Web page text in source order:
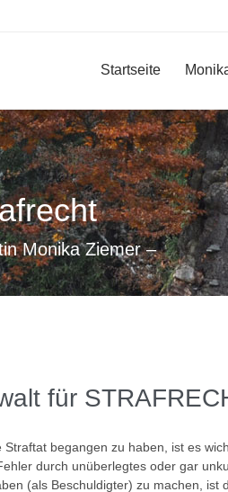
Startseite
Monika Ziemer –
für
begangen zu haben, ist es
durch unüberlegtes oder gar
(als Beschuldigter) zu machen, ist